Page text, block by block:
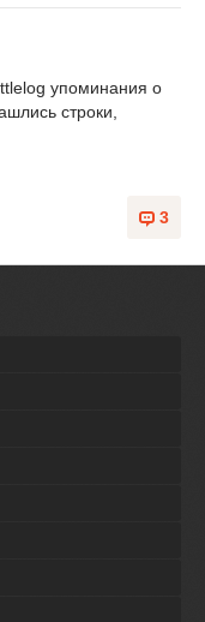
упоминания о
строки,
3